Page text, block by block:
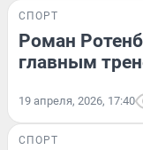
СПОРТ
Роман
главным
19 апреля, 2026, 17:40
СПОРТ